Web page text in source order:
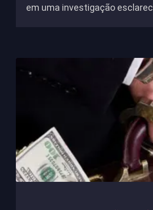
em uma investigação